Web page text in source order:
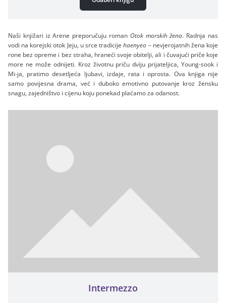
Naši knjižari iz Arene preporučuju roman Otok morskih žena. Radnja nas
vodi na korejski otok Jeju, u srce tradicijehaenyeo – nevjerojatnih žena koje
rone bez opreme i bez straha, hraneći svoje obitelji, ali i čuvajući priče koje
more ne može odnijeti. Kroz životnu priču dviju prijateljica, Young-sook i
Mi-ja, pratimo desetljeća ljubavi, izdaje, rata i oprosta. Ova knjiga nije
samo povijesna drama, već i duboko emotivno putovanje kroz žensku
snagu, zajedništvo i cijenu koju ponekad plaćamo za odanost.
Intermezzo